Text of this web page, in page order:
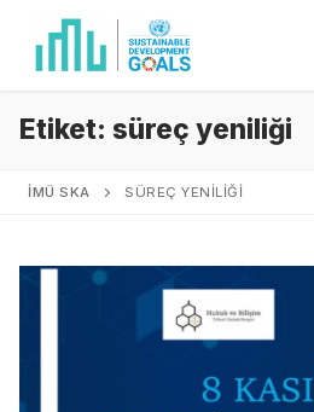
Etiket: süreç yeniliği
İMÜ SKA SÜREÇ YENILIĞI